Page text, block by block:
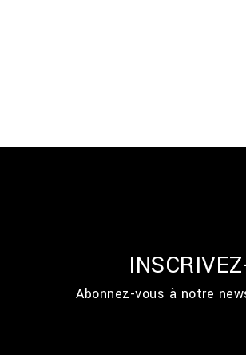
Abonnez-vous à notre